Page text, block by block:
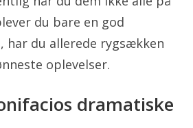
du bare en god
har du allerede rygsækken
oplevelser.
dramatiske